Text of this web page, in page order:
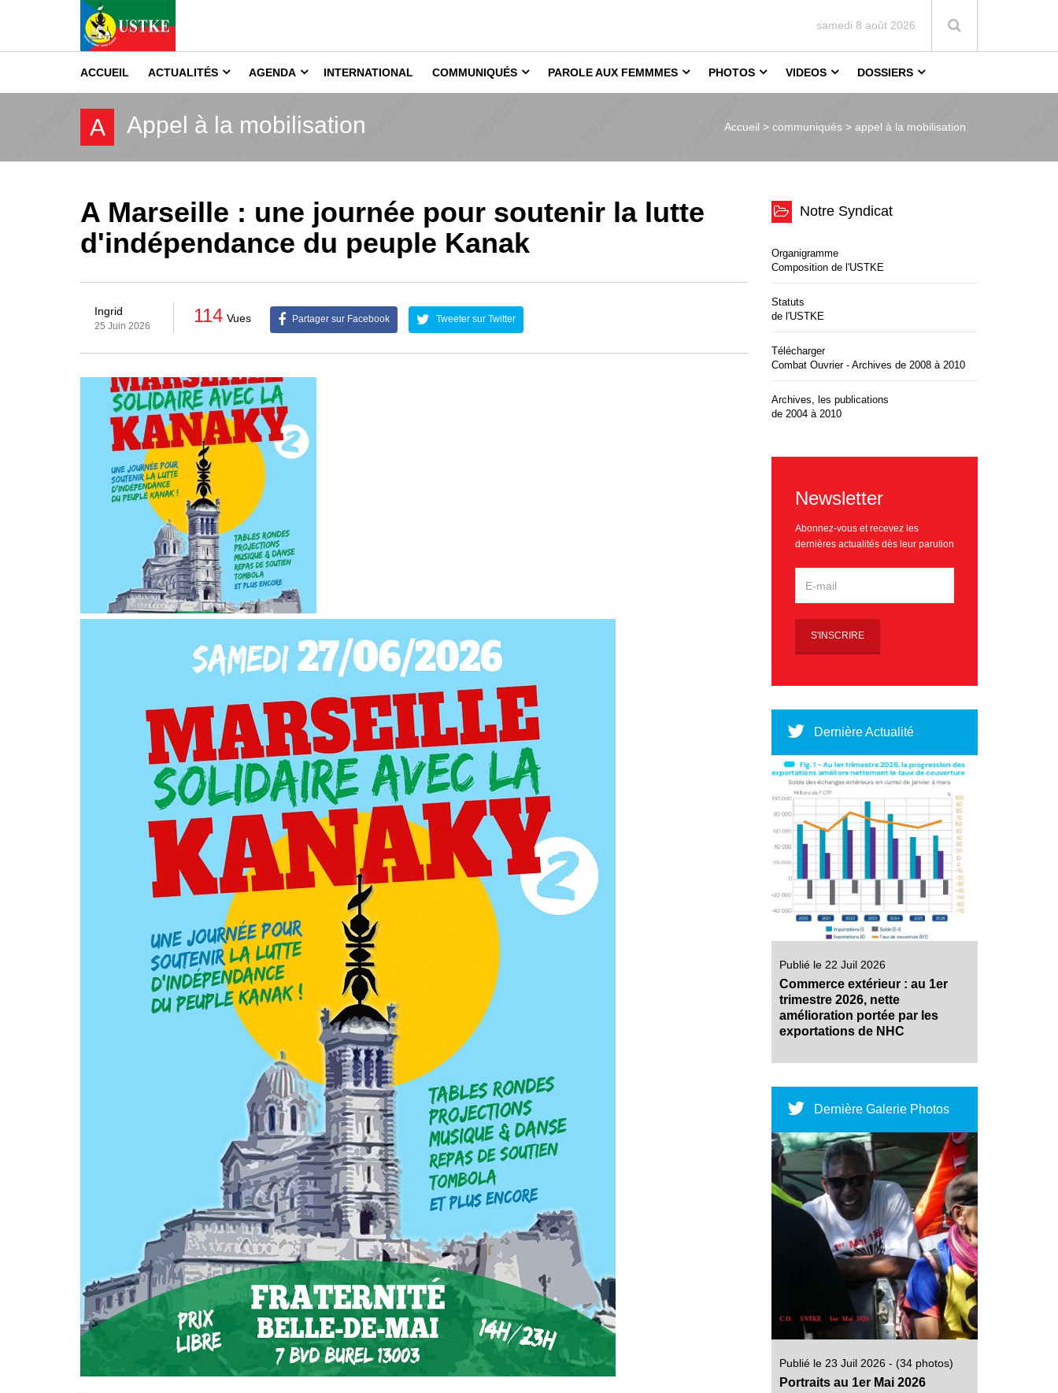
samedi 8 août 2026
ACCUEIL ACTUALITÉS AGENDA INTERNATIONAL COMMUNIQUÉS PAROLE AUX FEMMMES PHOTOS VIDEOS DOSSIERS
A Appel à la mobilisation Accueil > communiqués > appel à la mobilisation
A Marseille : une journée pour soutenir la lutte
d'indépendance du peuple Kanak
Ingrid
25 Juin 2026
114 Vues Partager sur Facebook Tweeter sur Twitter
Notre Syndicat
Organigramme
Composition de l'USTKE
Statuts
de l'USTKE
Télécharger
Combat Ouvrier - Archives de 2008 à 2010
Archives, les publications
de 2004 à 2010
Newsletter
Abonnez-vous et recevez les
dernières actualités dès leur parution
Dernière Actualité
Publié le 22 Juil 2026
Commerce extérieur : au 1er
trimestre 2026, nette
amélioration portée par les
exportations de NHC
Dernière Galerie Photos
Publié le 23 Juil 2026 - (34 photos)
Portraits au 1er Mai 2026